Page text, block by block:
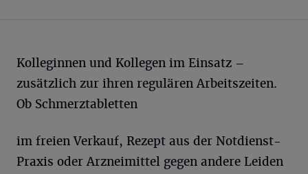
Kolleginnen und Kollegen im Einsatz –
zusätzlich zur ihren regulären Arbeitszeiten.
Ob Schmerztabletten
im freien Verkauf, Rezept aus der Notdienst-
Praxis oder Arzneimittel gegen andere Leiden